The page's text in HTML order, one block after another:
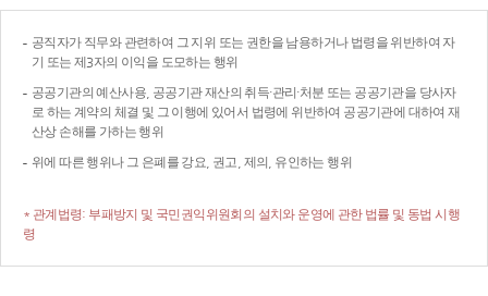
공직자가 직무와 관련하여 그 지위 또는 권한을 남용하거나 법령을 위반하여 자
기 또는 제3자의 이익을 도모하는 행위
공공기관의 예산사용, 공공기관 재산의 취득·관리·처분 또는 공공기관을 당사자
로 하는 계약의 체결 및 그 이행에 있어서 법령에 위반하여 공공기관에 대하여 재
산상 손해를 가하는 행위
위에 따른 행위나 그 은폐를 강요, 권고, 제의, 유인하는 행위
* 관계법령: 부패방지 및 국민권익위원회의 설치와 운영에 관한 법률 및 동법 시행
령